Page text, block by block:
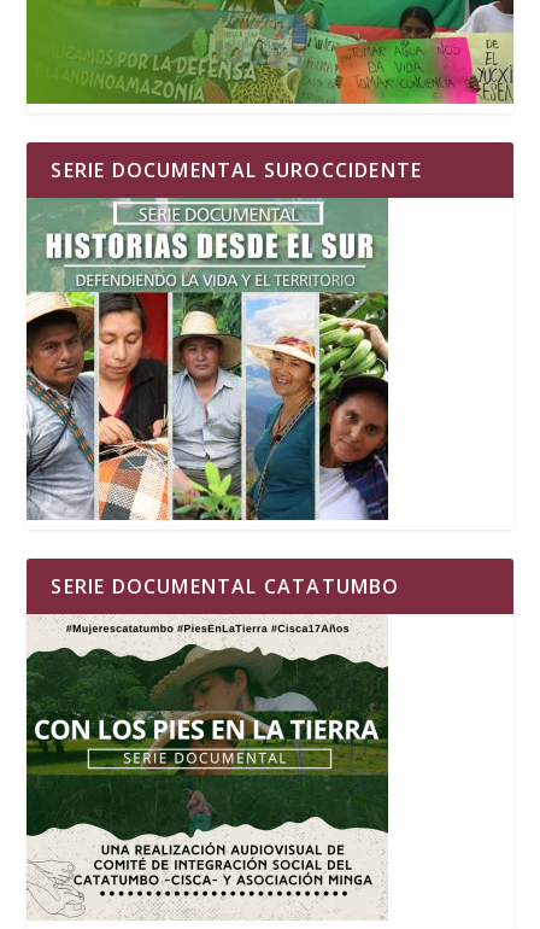
SERIE DOCUMENTAL SUROCCIDENTE
SERIE DOCUMENTAL CATATUMBO